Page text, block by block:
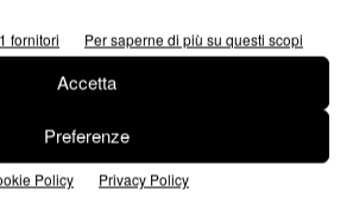
fornitori Per saperne di più su questi scopi
Accetta
Preferenze
Policy Privacy Policy